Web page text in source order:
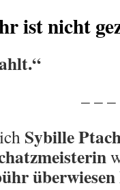
ist nicht
–
Sybille